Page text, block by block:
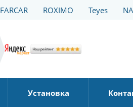
FARCAR ROXIMO Teyes
Установка